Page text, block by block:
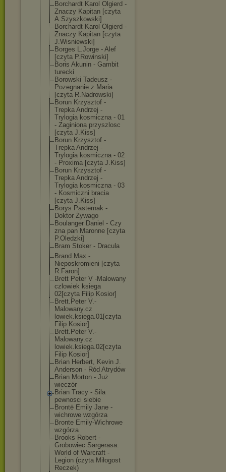
Borchardt Karol Olgierd -
Znaczy Kapitan [czyta
A.Szyszkowski]
Borchardt Karol Olgierd -
Znaczy Kapitan [czyta
J.Wisniewski]
Borges L.Jorge - Alef
[czyta P.Rowinski]
Boris Akunin - Gambit
turecki
Borowski Tadeusz -
Pozegnanie z Maria
[czyta R.Nadrowski]
Borun Krzysztof -
Trepka Andrzej -
Trylogia kosmiczna - 01
- Zaginiona przyszlosc
[czyta J.Kiss]
Borun Krzysztof -
Trepka Andrzej -
Trylogia kosmiczna - 02
- Proxima [czyta J.Kiss]
Borun Krzysztof -
Trepka Andrzej -
Trylogia kosmiczna - 03
- Kosmiczni bracia
[czyta J.Kiss]
Borys Pasternak -
Doktor Żywago
Boulanger Daniel - Czy
zna pan Maronne [czyta
P.Oledzki]
Bram Stoker - Dracula
Brand Max -
Nieposkromieni [czyta
R.Faron]
Brett Peter V -Malowany
czlowiek ksiega
02[czyta Filip Kosior]
Brett.Peter V.-
Malowany.cz
lowiek.ksiega.01[czyta
Filip Kosior]
Brett.Peter V.-
Malowany.cz
lowiek.ksiega.02[czyta
Filip Kosior]
Brian Herbert, Kevin J.
Anderson - Ród Atrydów
Brian Morton - Już
wieczór
Brian Tracy - Sila
pewnosci siebie
Brontë Emily Jane -
wichrowe wzgórza
Bronte Emily-Wichrowe
wzgórza
Brooks Robert -
Grobowiec Sargerasa.
World of Warcraft -
Legion (czyta Miłogost
Reczek)